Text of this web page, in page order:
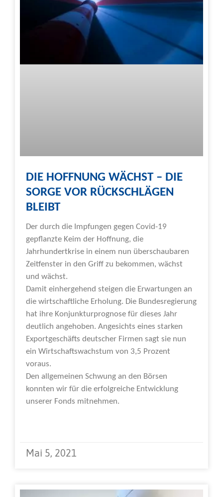
DIE HOFFNUNG WÄCHST – DIE
SORGE VOR RÜCKSCHLÄGEN
BLEIBT
Der durch die Impfungen gegen Covid-19
gepflanzte Keim der Hoffnung, die
Jahrhundertkrise in einem nun überschaubaren
Zeitfenster in den Griff zu bekommen, wächst
und wächst.
Damit einhergehend steigen die Erwartungen an
die wirtschaftliche Erholung. Die Bundesregierung
hat ihre Konjunkturprognose für dieses Jahr
deutlich angehoben. Angesichts eines starken
Exportgeschäfts deutscher Firmen sagt sie nun
ein Wirtschaftswachstum von 3,5 Prozent
voraus.
Den allgemeinen Schwung an den Börsen
konnten wir für die erfolgreiche Entwicklung
unserer Fonds mitnehmen.
Mai 5, 2021